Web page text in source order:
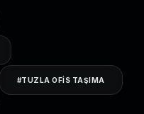
#TUZLA OFIS TAŞIMA